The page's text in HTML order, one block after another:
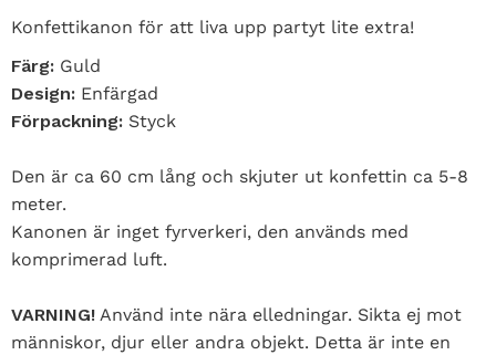
Konfettikanon för att liva upp partyt lite extra!
Färg: Guld
Design: Enfärgad
Förpackning: Styck
Den är ca 60 cm lång och skjuter ut konfettin ca 5-8
meter.
Kanonen är inget fyrverkeri, den används med
komprimerad luft.
VARNING! Använd inte nära elledningar. Sikta ej mot
människor, djur eller andra objekt. Detta är inte en